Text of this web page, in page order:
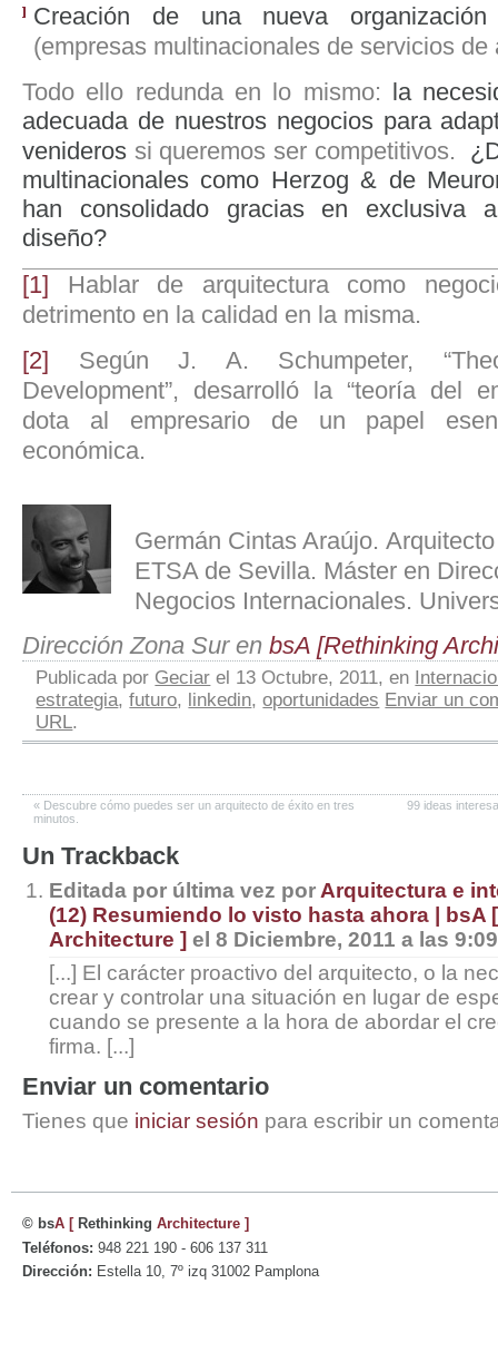
Creación de una nueva
(empresas multinacionales de servicios de
Todo ello redunda en lo mismo: la
adecuada de nuestros negocios para
venideros si queremos ser competitivos.
multinacionales como Herzog & de
han consolidado gracias en exclusiva
diseño?
[1] Hablar de arquitectura como
detrimento en la calidad en la misma.
[2] Según J. A. Schumpeter,
Development”, desarrolló la “teoría del
dota al empresario de un papel
económica.
Germán Cintas Araújo.
ETSA de Sevilla. Máster en
Negocios Internacionales.
Dirección Zona Sur en bsA [Rethinking
Publicada por Geciar el 13 Octubre, 2011, en
estrategia,futuro, linkedin,oportunidades Enviar un
URL.
« Descubre cómo puedes ser un arquitecto de éxito en tres
minutos.
99 ideas
Un Trackback
Editada por última vez por Arquitectura e
(12) Resumiendo lo visto hasta ahora | bsA
Architecture ] el 8 Diciembre, 2011 a las 9:09
[...] El carácter proactivo del arquitecto, o la
crear y controlar una situación en lugar de
cuando se presente a la hora de abordar el
firma. [...]
Enviar un comentario
Tienes que iniciar sesión para escribir un
© bsA [Rethinking Architecture ]
Teléfonos: 948 221 190 - 606 137 311
Dirección: Estella 10, 7º izq 31002 Pamplona